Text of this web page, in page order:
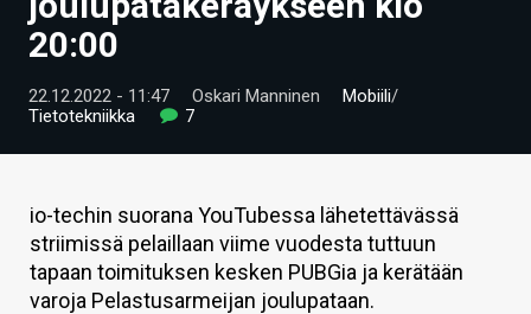
VIDEOT
TECHBBS
KAUPPA
VAIHDA TEEMA
20:00
22.12.2022 - 11:47 Oskari Manninen Mobiili/
Tietotekniikka
7
io-techin suorana YouTubessa lähetettävässä
striimissä pelaillaan viime vuodesta tuttuun
tapaan toimituksen kesken PUBGia ja kerätään
varoja Pelastusarmeijan joulupataan.